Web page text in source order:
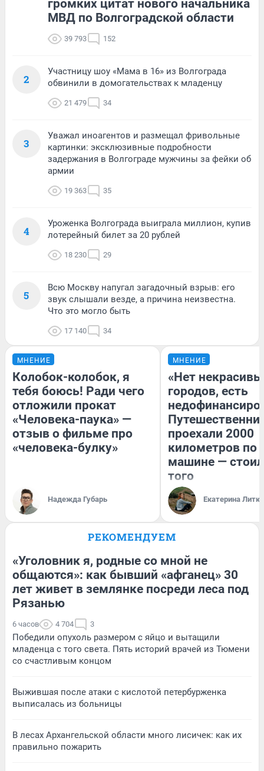
громких цитат нового начальника
МВД по Волгоградской области
39 793 152
2
Участницу шоу «Мама в 16» из Волгограда
обвинили в домогательствах к младенцу
21 479 34
3
Уважал иноагентов и размещал фривольные
картинки: эксклюзивные подробности
задержания в Волгограде мужчины за фейки об
армии
19 363 35
4
Уроженка Волгограда выиграла миллион, купив
лотерейный билет за 20 рублей
18 230 29
5
Всю Москву напугал загадочный взрыв: его
звук слышали везде, а причина неизвестна.
Что это могло быть
17 140 34
МНЕНИЕ
Колобок-колобок, я
тебя боюсь! Ради чего
отложили прокат
«Человека-паука» —
отзыв о фильме про
«человека-булку»
Надежда Губарь
МНЕНИЕ
«Нет
городов, есть
проехали 2000
километров по
машине —
того
Екатерина
РЕКОМЕНДУЕМ
«Уголовник я, родные со мной не
общаются»: как бывший «афганец» 30
лет живет в землянке посреди леса под
Рязанью
6 часов 4 704 3
Победили опухоль размером с яйцо и вытащили
младенца с того света. Пять историй врачей из Тюмени
со счастливым концом
Выжившая после атаки с кислотой петербурженка
выписалась из больницы
В лесах Архангельской области много лисичек: как их
правильно пожарить